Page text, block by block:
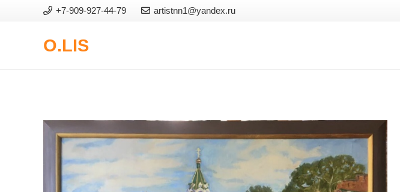
+7-909-927-44-79 artistnn1@yandex.ru
O.LIS